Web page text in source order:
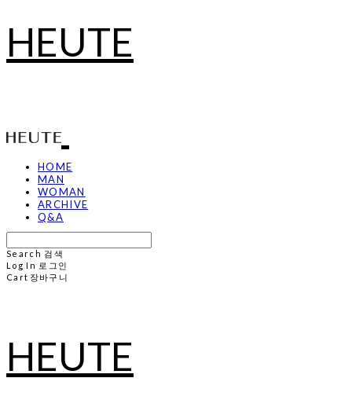
HEUTE
HOME
MAN
WOMAN
ARCHIVE
Q&A
Search 검색
Log In 로그인
Cart 장바구니
HEUTE